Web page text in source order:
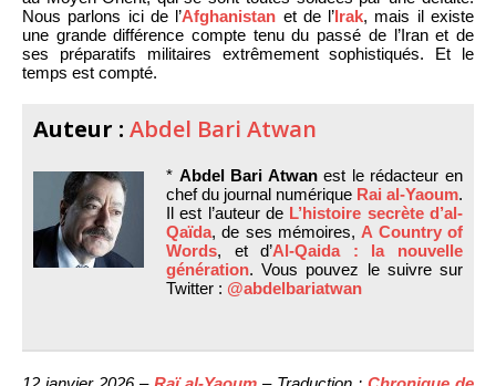
Nous parlons ici de l’Afghanistan et de l’Irak, mais il existe
une grande différence compte tenu du passé de l’Iran et de
ses préparatifs militaires extrêmement sophistiqués. Et le
temps est compté.
Auteur : Abdel Bari Atwan
* Abdel Bari Atwanest le rédacteur en
chef du journal numérique Rai al-Yaoum.
Il est l’auteur de L’histoire secrète d’al-
Qaïda, de ses mémoires, A Country of
Words, et d’Al-Qaida : la nouvelle
génération. Vous pouvez le suivre sur
Twitter : @abdelbariatwan